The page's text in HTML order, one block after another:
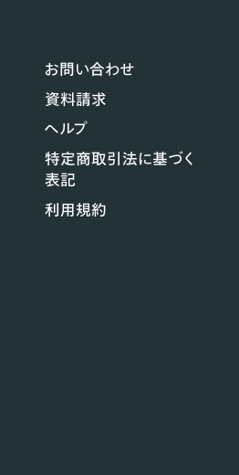
お問い合わせ
資料請求
ヘルプ
特定商取引法に基づく
表記
利用規約